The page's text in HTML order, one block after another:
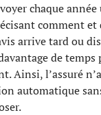
chaque année
comment et
arrive tard ou
de temps
Ainsi, l’assuré
automatique